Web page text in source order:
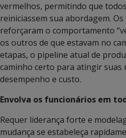
vermelhos, permitindo que
reiniciassem sua abordagem.
reforçaram o comportamento
os outros de que estavam no
etapas, o pipeline atual de
caminho certo para atingir suas
desempenho e custo.
Envolva os funcionários em
Requer liderança forte e
mudança se estabeleça